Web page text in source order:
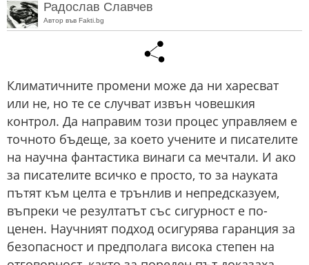
Радослав Славчев
Автор във Fakti.bg
Климатичните промени може да ни харесват
или не, но те се случват извън човешкия
контрол. Да направим този процес управляем е
точното бъдеще, за което учените и писателите
на научна фантастика винаги са мечтали. И ако
за писателите всичко е просто, то за науката
пътят към целта е трънлив и непредсказуем,
въпреки че резултатът със сигурност е по-
ценен. Научният подход осигурява гаранция за
безопасност и предполага висока степен на